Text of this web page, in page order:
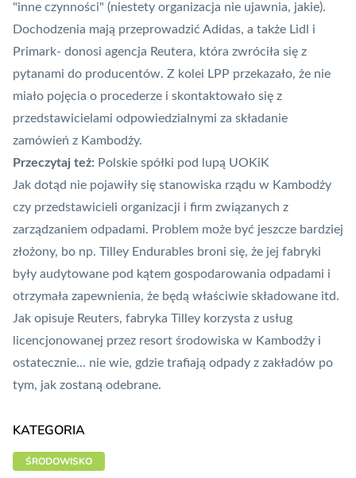
"inne czynności" (niestety organizacja nie ujawnia, jakie).
Dochodzenia mają przeprowadzić Adidas, a także Lidl i
Primark- donosi agencja Reutera, która zwróciła się z
pytanami do producentów. Z kolei LPP przekazało, że nie
miało pojęcia o procederze i skontaktowało się z
przedstawicielami odpowiedzialnymi za składanie
zamówień z Kambodży.
Przeczytaj też: Polskie spółki pod lupą UOKiK
Jak dotąd nie pojawiły się stanowiska rządu w Kambodży
czy przedstawicieli organizacji i firm związanych z
zarządzaniem odpadami. Problem może być jeszcze bardziej
złożony, bo np. Tilley Endurables broni się, że jej fabryki
były audytowane pod kątem gospodarowania odpadami i
otrzymała zapewnienia, że będą właściwie składowane itd.
Jak opisuje Reuters, fabryka Tilley korzysta z usług
licencjonowanej przez resort środowiska w Kambodży i
ostatecznie... nie wie, gdzie trafiają odpady z zakładów po
tym, jak zostaną odebrane.
KATEGORIA
ŚRODOWISKO